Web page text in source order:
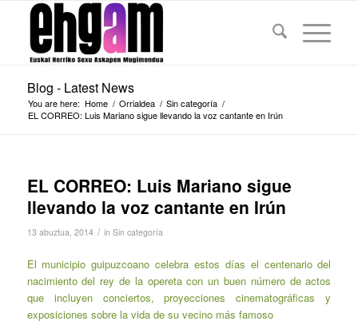
Blog - Latest News
You are here: Home / Orrialdea / Sin categoría /
EL CORREO: Luis Mariano sigue llevando la voz cantante en Irún
EL CORREO: Luis Mariano sigue
llevando la voz cantante en Irún
13 abuztua, 2014 / in Sin categoría
El municipio guipuzcoano celebra estos días el centenario del
nacimiento del rey de la opereta con un buen número de actos
que incluyen conciertos, proyecciones cinematográficas y
exposiciones sobre la vida de su vecino más famoso